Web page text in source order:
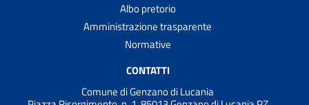
Albo pretorio
Amministrazione trasparente
Normative
CONTATTI
Comune di Genzano di Lucania